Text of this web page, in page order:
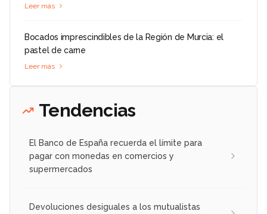
Leer más
Bocados imprescindibles de la Región de Murcia: el
pastel de carne
Leer más
Tendencias
El Banco de España recuerda el límite para
pagar con monedas en comercios y
supermercados
Devoluciones desiguales a los mutualistas